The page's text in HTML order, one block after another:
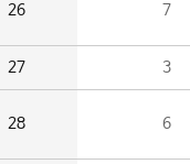
26 7
27 3
28 6